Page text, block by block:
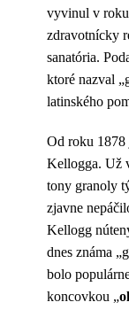
vyvinul v roku
zdravotnícky
sanatória.
ktoré nazval
latinského
Od roku 1878
Kellogga. Už
tony granoly
zjavne
Kellogg
dnes známa
bolo
koncovkou „